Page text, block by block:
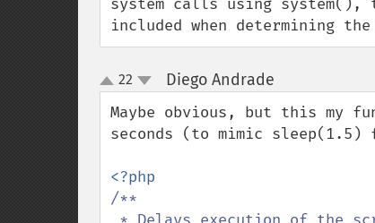
system calls using
included when determining
up
down
22 Diego Andrade
Maybe obvious, but this my
seconds (to mimic sleep(1.5)
/**